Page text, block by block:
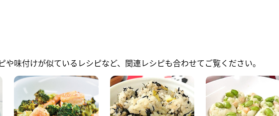
や味付けが似ているレシピなど、関連レシピも合わせてご覧ください。